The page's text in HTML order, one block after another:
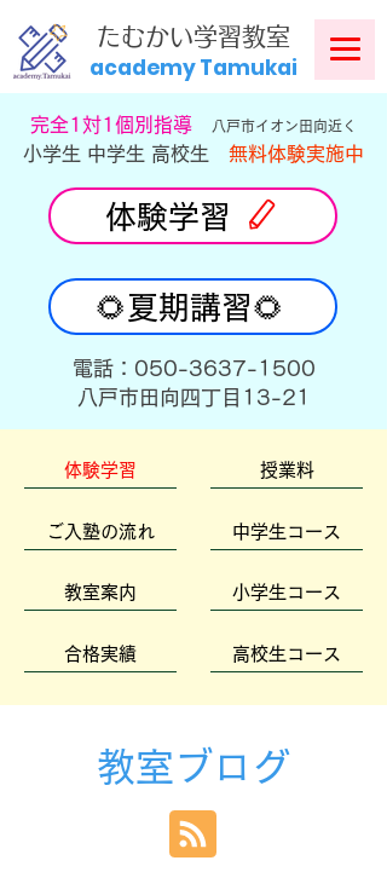
​たむかい学習教室
academy Tamukai
​完全1対1個別指導 八戸市イオン田向近く
小学生 中学生 高校生 無料体験実施中
体験学習
🌻夏期講習🌻
​電話：050-3637-1500
​八戸市田向四丁目13-21
体験学習
ご入塾の流れ
教室案内
合格実績
授業料
中学生コース
小学生コース
高校生コース
教室ブログ